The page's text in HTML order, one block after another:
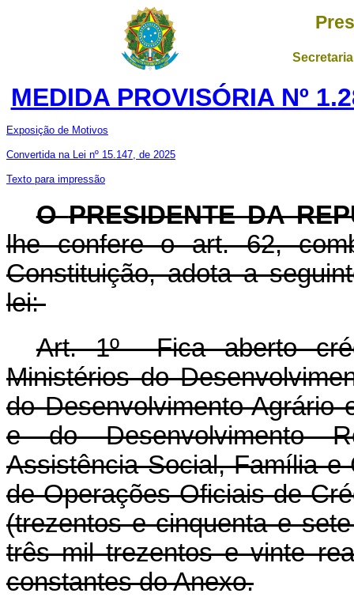
MEDIDA PROVISÓRIA Nº
Exposição de Motivos
Convertida na Lei nº 15.147, de 2025
Texto para impressão
OPRESIDENTE DA
lhe confere o art. 62,
Constituição, adota a
lei:
Art. 1º Fica aberto
Ministérios do
do Desenvolvimento Agrário
e do Desenvolvimento
Assistência Social, Família
de Operações Oficiais de
(trezentos e cinquenta e
três mil trezentos e vinte
constantes do Anexo.